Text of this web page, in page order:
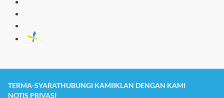
TERMA-SYARATHUBUNGI KAMIIKLAN DENGAN KAMI
NOTIS PRIVASI